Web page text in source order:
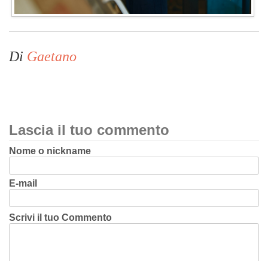
Di Gaetano
Lascia il tuo commento
Nome o nickname
E-mail
Scrivi il tuo Commento